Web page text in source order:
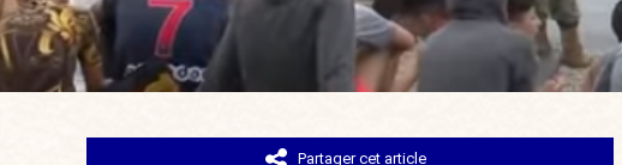
Partager cet article